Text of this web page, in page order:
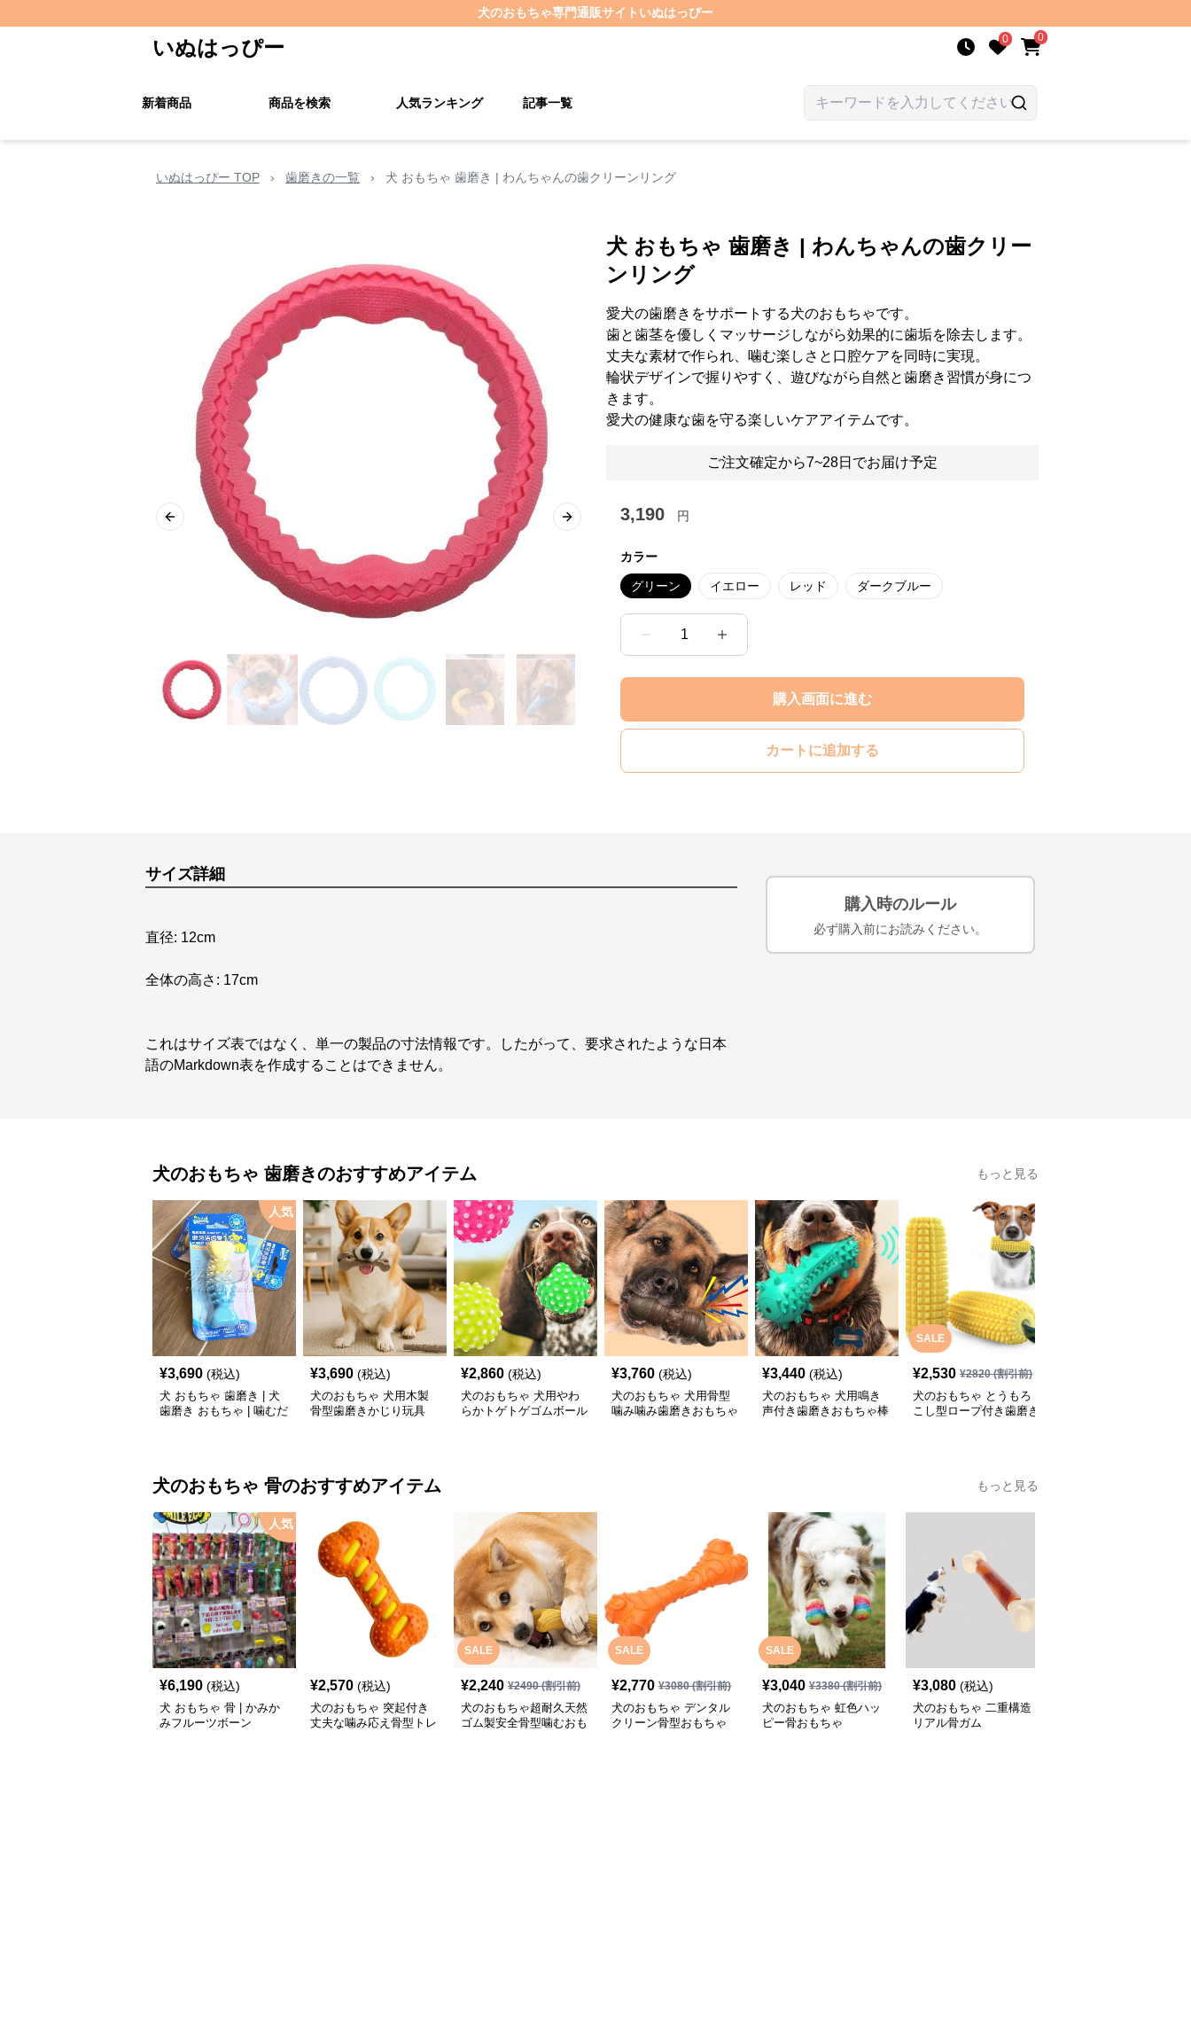
犬のおもちゃ専門通販サイト いぬはっぴー
いぬはっぴー 0 0
新着商品 商品を検索 人気ランキング 記事一覧
いぬはっぴー TOP › 歯磨きの一覧 › 犬 おもちゃ 歯磨き | わんちゃんの歯クリーンリング
Previous slide Next slide
犬 おもちゃ 歯磨き | わんちゃんの歯クリー
ンリング
愛犬の歯磨きをサポートする犬のおもちゃです。
歯と歯茎を優しくマッサージしながら効果的に歯垢を除去します。
丈夫な素材で作られ、噛む楽しさと口腔ケアを同時に実現。
輪状デザインで握りやすく、遊びながら自然と歯磨き習慣が身につ
きます。
愛犬の健康な歯を守る楽しいケアアイテムです。
ご注文確定から7~28日でお届け予定
3,190 円
カラー
グリーン イエロー レッド ダークブルー
1
購入画面に進む
カートに追加する
サイズ詳細
直径: 12cm
全体の高さ: 17cm
これはサイズ表ではなく、単一の製品の寸法情報です。したがって、要求されたような日本
語のMarkdown表を作成することはできません。
購入時のルール
必ず購入前にお読みください。
犬のおもちゃ 歯磨きのおすすめアイテム もっと見る
人気
¥3,690 (税込)
犬 おもちゃ 歯磨き | 犬
歯磨き おもちゃ | 噛むだ
¥3,690 (税込)
犬のおもちゃ 犬用木製
骨型歯磨きかじり玩具
¥2,860 (税込)
犬のおもちゃ 犬用やわ
らかトゲトゲゴムボール
¥3,760 (税込)
犬のおもちゃ 犬用骨型
噛み噛み歯磨きおもちゃ
¥3,440 (税込)
犬のおもちゃ 犬用鳴き
声付き歯磨きおもちゃ棒
SALE
¥2,530 ¥2820(割引前)
犬のおもちゃ とうもろ
こし型ロープ付き歯磨き
犬のおもちゃ 骨のおすすめアイテム もっと見る
人気
¥6,190 (税込)
犬 おもちゃ 骨 | かみか
みフルーツボーン
¥2,570 (税込)
犬のおもちゃ 突起付き
丈夫な噛み応え骨型トレ
SALE
¥2,240 ¥2490(割引前)
犬のおもちゃ超耐久天然
ゴム製安全骨型噛むおも
SALE
¥2,770 ¥3080(割引前)
犬のおもちゃ デンタル
クリーン骨型おもちゃ
SALE
¥3,040 ¥3380(割引前)
犬のおもちゃ 虹色ハッ
ピー骨おもちゃ
¥3,080 (税込)
犬のおもちゃ 二重構造
リアル骨ガム